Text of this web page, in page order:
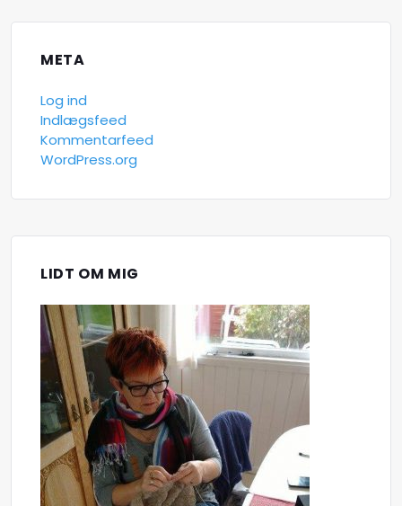
META
Log ind
Indlægsfeed
Kommentarfeed
WordPress.org
LIDT OM MIG